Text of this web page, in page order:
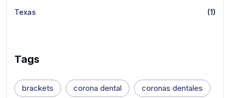
Texas
(1)
Tags
brackets corona dental coronas dentales